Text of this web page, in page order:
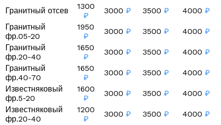
Гранитный отсев
1300
₽
3000 ₽ 3500 ₽ 4000 ₽
Гранитный
фр.05-20
1950
₽
3000 ₽ 3500 ₽ 4000 ₽
Гранитный
фр.20-40
1650
₽
3000 ₽ 3500 ₽ 4000 ₽
Гранитный
фр.40-70
1650
₽
3000 ₽ 3500 ₽ 4000 ₽
Известняковый
фр.5-20
1600
₽
3000 ₽ 3500 ₽ 4000 ₽
Известняковый
фр.20-40
1200
₽
3000 ₽ 3500 ₽ 4000 ₽